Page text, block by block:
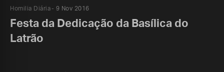
Homilia Diária 9 Nov 2016
Festa da Dedicação da Basílica do
Latrão